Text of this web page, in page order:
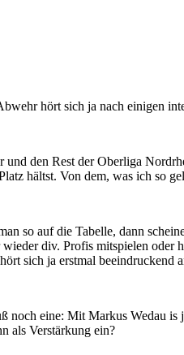
hört sich ja nach einigen
und den Rest der Oberliga
hältst. Von dem, was ich so
so auf die Tabelle, dann
wieder div. Profis mitspielen
sich ja erstmal beeindruckend
noch eine: Mit Markus Wedau
als Verstärkung ein?